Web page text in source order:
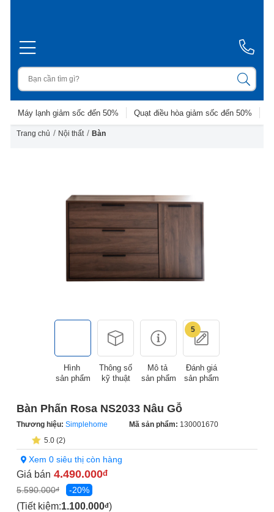
Máy lạnh giảm sốc đến 50% Quạt điều hòa giảm sốc đến 50%
Trang chủ / Nội thất / Bàn
Hình
sản phẩm
Thông số
kỹ thuật
Mô tả
sản phẩm
5
Đánh giá
sản phẩm
Bàn Phấn Rosa NS2033 Nâu Gỗ
Thương hiệu: Simplehome Mã sản phẩm: 130001670
5.0 (2)
Xem 0 siêu thị còn hàng
Giá bán 4.490.000đ
5.590.000đ -20%
(Tiết kiệm:1.100.000đ)